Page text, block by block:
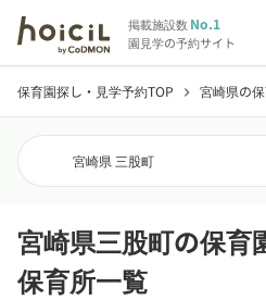
掲載施設数No.1
園見学の予約サイト
保育園探し・見学予約TOP chevron_right 宮崎県の
宮崎県 三股町
宮崎県三股町の保育
保育所一覧